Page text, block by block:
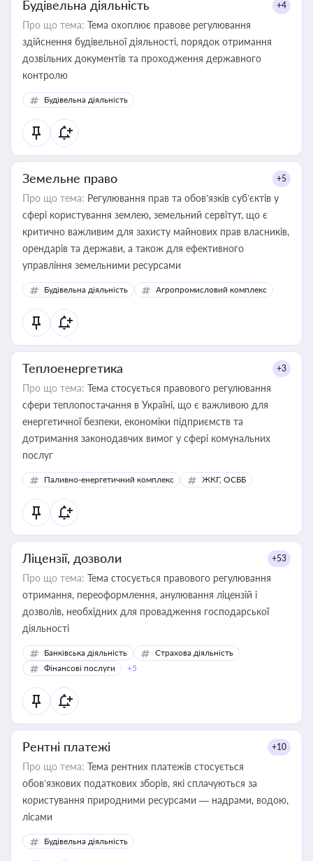
Будівельна діяльність +4
Про що тема: Тема охоплює правове регулювання
здійснення будівельної діяльності, порядок отримання
дозвільних документів та проходження державного
контролю
Будівельна діяльність
Земельне право +5
Про що тема: Регулювання прав та обов’язків суб’єктів у
сфері користування землею, земельний сервітут, що є
критично важливим для захисту майнових прав власників,
орендарів та держави, а також для ефективного
управління земельними ресурсами
Будівельна діяльність Агропромисловий комплекс
Теплоенергетика +3
Про що тема: Тема стосується правового регулювання
сфери теплопостачання в Україні, що є важливою для
енергетичної безпеки, економіки підприємств та
дотримання законодавчих вимог у сфері комунальних
послуг
Паливно-енергетичний комплекс ЖКГ, ОСББ
Ліцензії, дозволи +53
Про що тема: Тема стосується правового регулювання
отримання, переоформлення, анулювання ліцензій і
дозволів, необхідних для провадження господарської
діяльності
Банківська діяльність
Страхова діяльність
Фінансові послуги
+5
Рентні платежі +10
Про що тема: Тема рентних платежів стосується
обов’язкових податкових зборів, які сплачуються за
користування природними ресурсами — надрами, водою,
лісами
Будівельна діяльність